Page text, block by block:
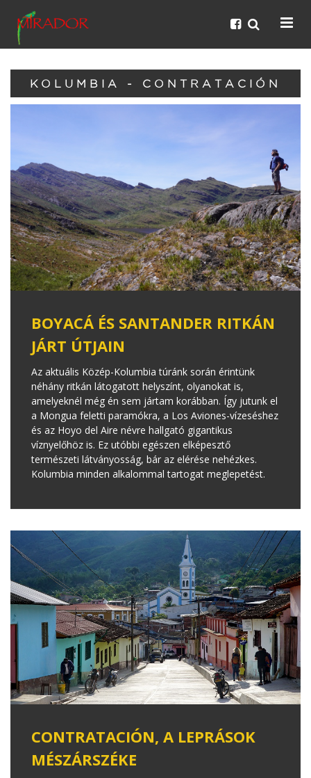
KOLUMBIA - CONTRATACIÓN
BOYACÁ ÉS SANTANDER RITKÁN
JÁRT ÚTJAIN
Az aktuális Közép-Kolumbia túránk során érintünk
néhány ritkán látogatott helyszínt, olyanokat is,
amelyeknél még én sem jártam korábban. Így jutunk el
a Mongua feletti paramókra, a Los Aviones-vízeséshez
és az Hoyo del Aire névre hallgató gigantikus
víznyelőhöz is. Ez utóbbi egészen elképesztő
természeti látványosság, bár az elérése nehézkes.
Kolumbia minden alkalommal tartogat meglepetést.
CONTRATACIÓN, A LEPRÁSOK
MÉSZÁRSZÉKE